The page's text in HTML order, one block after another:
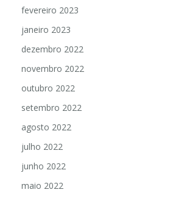
fevereiro 2023
janeiro 2023
dezembro 2022
novembro 2022
outubro 2022
setembro 2022
agosto 2022
julho 2022
junho 2022
maio 2022